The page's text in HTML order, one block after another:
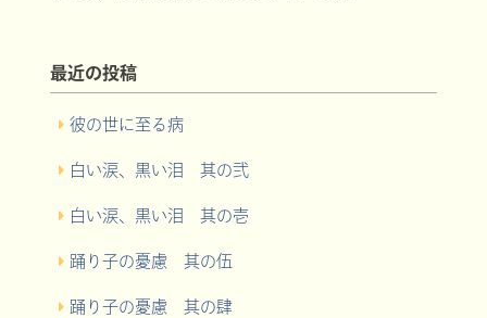
最近の投稿
彼の世に至る病
白い涙、黒い泪 其の弐
白い涙、黒い泪 其の壱
踊り子の憂慮 其の伍
踊り子の憂慮 其の肆